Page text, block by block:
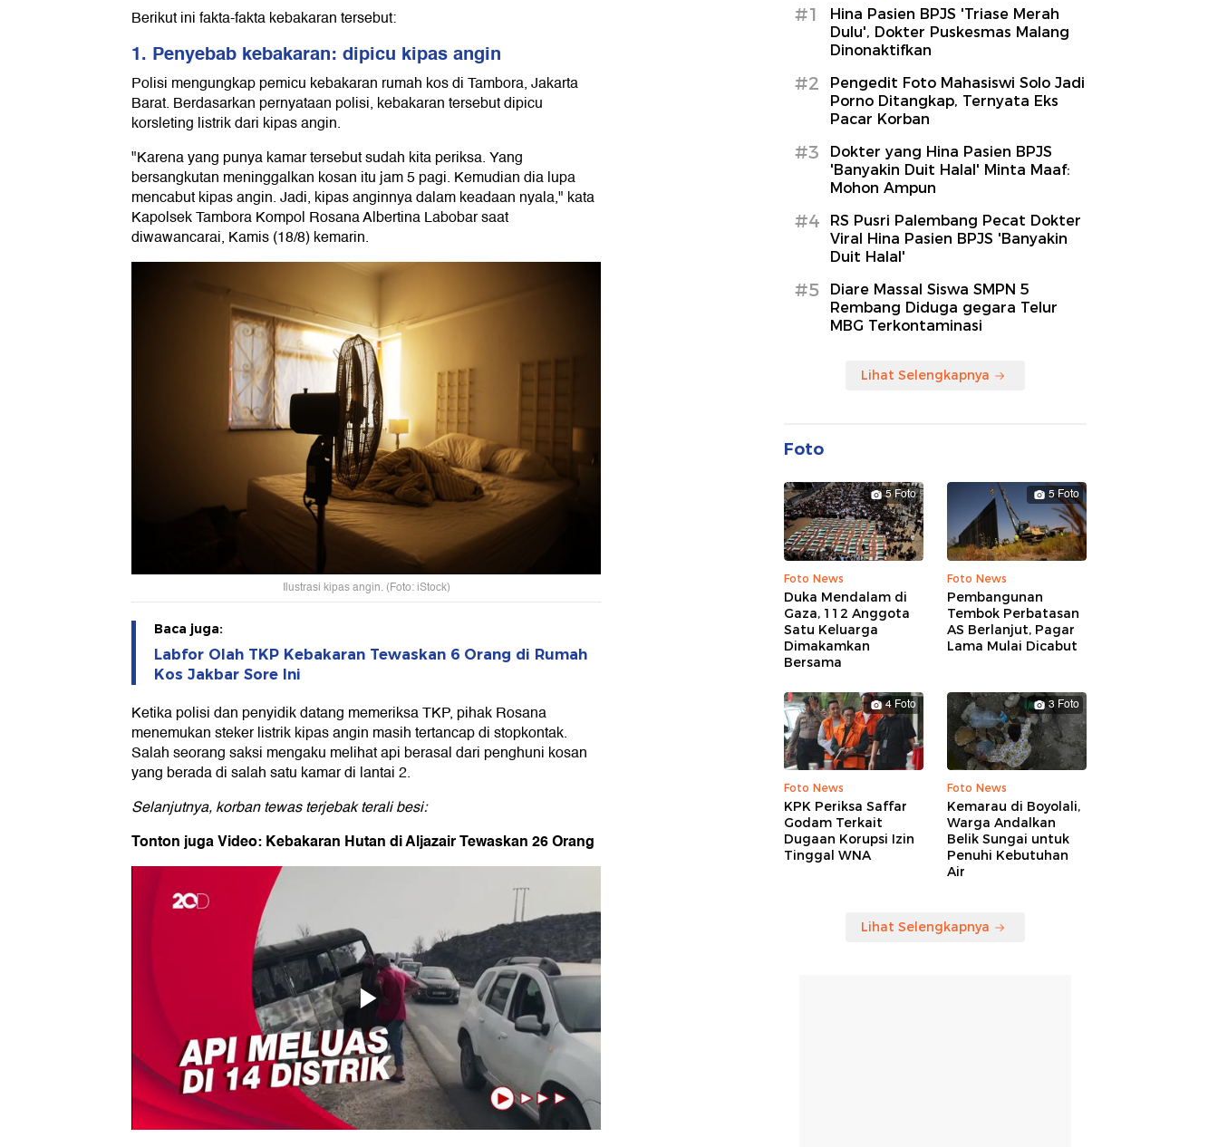
Berikut ini fakta-fakta kebakaran tersebut:
1. Penyebab kebakaran: dipicu kipas angin
Polisi mengungkap pemicu kebakaran rumah kos di Tambora, Jakarta
Barat. Berdasarkan pernyataan polisi, kebakaran tersebut dipicu
korsleting listrik dari kipas angin.
"Karena yang punya kamar tersebut sudah kita periksa. Yang
bersangkutan meninggalkan kosan itu jam 5 pagi. Kemudian dia lupa
mencabut kipas angin. Jadi, kipas anginnya dalam keadaan nyala," kata
Kapolsek Tambora Kompol Rosana Albertina Labobar saat
diwawancarai, Kamis (18/8) kemarin.
Ilustrasi kipas angin. (Foto: iStock)
Baca juga:
Labfor Olah TKP Kebakaran Tewaskan 6 Orang di Rumah
Kos Jakbar Sore Ini
Ketika polisi dan penyidik datang memeriksa TKP, pihak Rosana
menemukan steker listrik kipas angin masih tertancap di stopkontak.
Salah seorang saksi mengaku melihat api berasal dari penghuni kosan
yang berada di salah satu kamar di lantai 2.
Selanjutnya, korban tewas terjebak terali besi:
Tonton juga Video: Kebakaran Hutan di Aljazair Tewaskan 26 Orang
#1
Hina Pasien BPJS 'Triase Merah
Dulu', Dokter Puskesmas Malang
Dinonaktifkan
#2
Pengedit Foto Mahasiswi Solo Jadi
Porno Ditangkap, Ternyata Eks
Pacar Korban
#3
Dokter yang Hina Pasien BPJS
'Banyakin Duit Halal' Minta Maaf:
Mohon Ampun
#4
RS Pusri Palembang Pecat Dokter
Viral Hina Pasien BPJS 'Banyakin
Duit Halal'
#5
Diare Massal Siswa SMPN 5
Rembang Diduga gegara Telur
MBG Terkontaminasi
Lihat Selengkapnya
Foto
5 Foto
Foto News
Duka Mendalam di
Gaza, 112 Anggota
Satu Keluarga
Dimakamkan
Bersama
5 Foto
Foto News
Pembangunan
Tembok Perbatasan
AS Berlanjut, Pagar
Lama Mulai Dicabut
4 Foto
Foto News
KPK Periksa Saffar
Godam Terkait
Dugaan Korupsi Izin
Tinggal WNA
3 Foto
Foto News
Kemarau di Boyolali,
Warga Andalkan
Belik Sungai untuk
Penuhi Kebutuhan
Air
Lihat Selengkapnya